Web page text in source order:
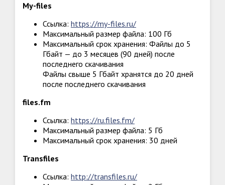
My-files
Ссылка: https://my-files.ru/
Максимальный размер файла: 100 Гб
Максимальный срок хранения: Файлы до 5
Гбайт — до 3 месяцев (90 дней) после
последнего скачивания
Файлы свыше 5 Гбайт хранятся до 20 дней
после последнего скачивания
files.fm
Ссылка: https://ru.files.fm/
Максимальный размер файла: 5 Гб
Максимальный срок хранения: 30 дней
Transfiles
Ссылка: http://transfiles.ru/